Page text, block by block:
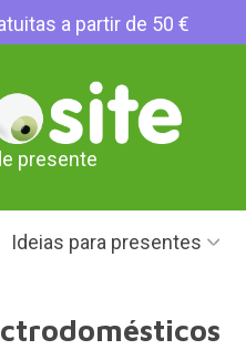
a partir de 50 €
presente
Ideias para presentes